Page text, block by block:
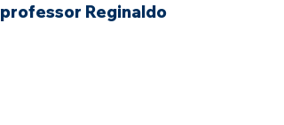
professor Reginaldo